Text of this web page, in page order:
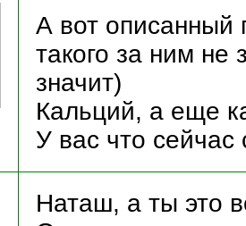
А вот описанный
такого за ним не
значит)
Кальций, а еще
У вас что сейчас
Наташ, а ты это